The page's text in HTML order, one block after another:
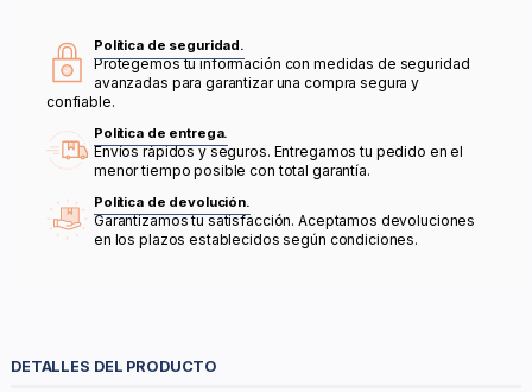
Política de seguridad.
Protegemos tu información con medidas de seguridad
avanzadas para garantizar una compra segura y
confiable.
Política de entrega.
Envíos rápidos y seguros. Entregamos tu pedido en el
menor tiempo posible con total garantía.
Política de devolución.
Garantizamos tu satisfacción. Aceptamos devoluciones
en los plazos establecidos según condiciones.
DETALLES DEL PRODUCTO